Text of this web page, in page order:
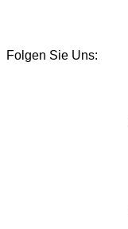
Folgen Sie Uns: